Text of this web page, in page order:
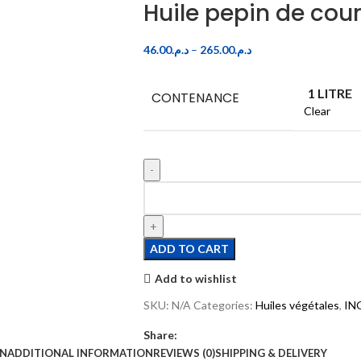
Huile pepin de
د.م.46.00 – د.م.265.00
CONTENANCE 1 LITRE
Clear
ADD TO CART
Add to wishlist
SKU: N/A Categories: Huiles végétales,
Share:
ADDITIONAL INFORMATIONREVIEWS (0)SHIPPING & DELIVERY